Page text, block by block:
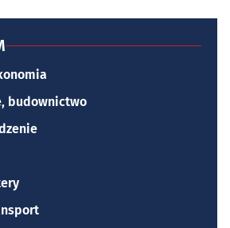
budownictwo